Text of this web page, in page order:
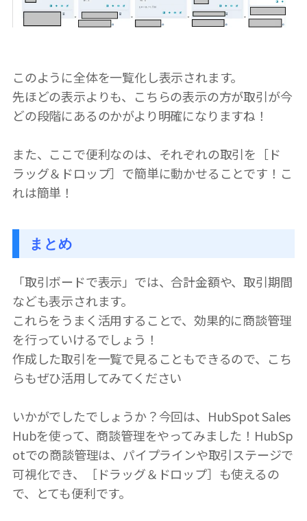
このように全体を一覧化し表示されます。
先ほどの表示よりも、こちらの表示の方が取引が今
どの段階にあるのかがより明確になりますね！
また、ここで便利なのは、それぞれの取引を［ド
ラッグ＆ドロップ］で簡単に動かせることです！こ
れは簡単！
まとめ
「取引ボードで表示」では、合計金額や、取引期間
なども表示されます。
これらをうまく活用することで、効果的に商談管理
を行っていけるでしょう！
作成した取引を一覧で見ることもできるので、こち
らもぜひ活用してみてください
いかがでしたでしょうか？今回は、HubSpot Sales
Hubを使って、商談管理をやってみました！HubSp
otでの商談管理は、パイプラインや取引ステージで
可視化でき、［ドラッグ＆ドロップ］も使えるの
で、とても便利です。